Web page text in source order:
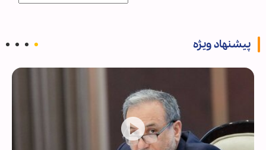
پیشنهاد ویژه